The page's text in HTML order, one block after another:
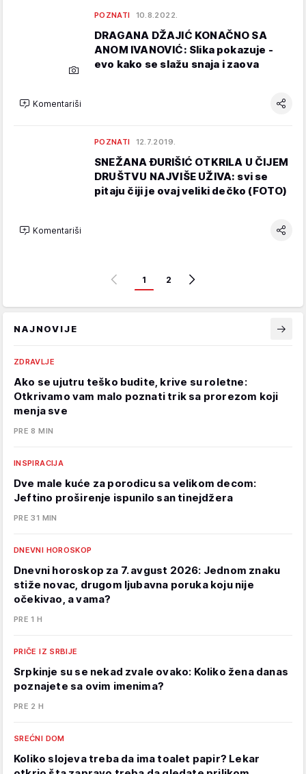
POZNATI 10.8.2022.
DRAGANA DŽAJIĆ KONAČNO SA
ANOM IVANOVIĆ: Slika pokazuje -
evo kako se slažu snaja i zaova
Komentariši
POZNATI 12.7.2019.
SNEŽANA ĐURIŠIĆ OTKRILA U ČIJEM
DRUŠTVU NAJVIŠE UŽIVA: svi se
pitaju čiji je ovaj veliki dečko (FOTO)
Komentariši
1 2
NAJNOVIJE
ZDRAVLJE
Ako se ujutru teško budite, krive su roletne:
Otkrivamo vam malo poznati trik sa prorezom koji
menja sve
PRE 8 MIN
INSPIRACIJA
Dve male kuće za porodicu sa velikom decom:
Jeftino proširenje ispunilo san tinejdžera
PRE 31 MIN
DNEVNI HOROSKOP
Dnevni horoskop za 7. avgust 2026: Jednom znaku
stiže novac, drugom ljubavna poruka koju nije
očekivao, a vama?
PRE 1 H
PRIČE IZ SRBIJE
Srpkinje su se nekad zvale ovako: Koliko žena danas
poznajete sa ovim imenima?
PRE 2 H
SREĆNI DOM
Koliko slojeva treba da ima toalet papir? Lekar